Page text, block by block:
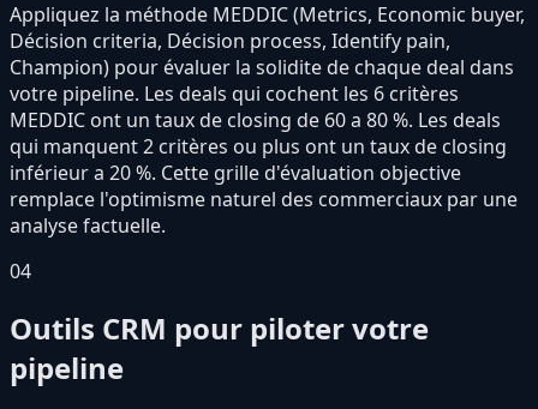
Appliquez la méthode MEDDIC (Metrics, Economic buyer,
Décision criteria, Décision process, Identify pain,
Champion) pour évaluer la solidite de chaque deal dans
votre pipeline. Les deals qui cochent les 6 critères
MEDDIC ont un taux de closing de 60 a 80 %. Les deals
qui manquent 2 critères ou plus ont un taux de closing
inférieur a 20 %. Cette grille d'évaluation objective
remplace l'optimisme naturel des commerciaux par une
analyse factuelle.
04
Outils CRM pour piloter votre
pipeline